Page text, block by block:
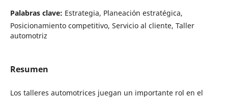
Palabras clave: Estrategia, Planeación estratégica,
Posicionamiento competitivo, Servicio al cliente, Taller
automotriz
Resumen
Los talleres automotrices juegan un importante rol en el